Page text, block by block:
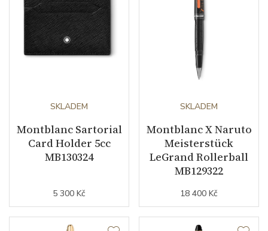
SKLADEM
Montblanc Sartorial
Card Holder 5cc
MB130324
5 300 Kč
SKLADEM
Montblanc X Naruto
Meisterstück
LeGrand Rollerball
MB129322
18 400 Kč